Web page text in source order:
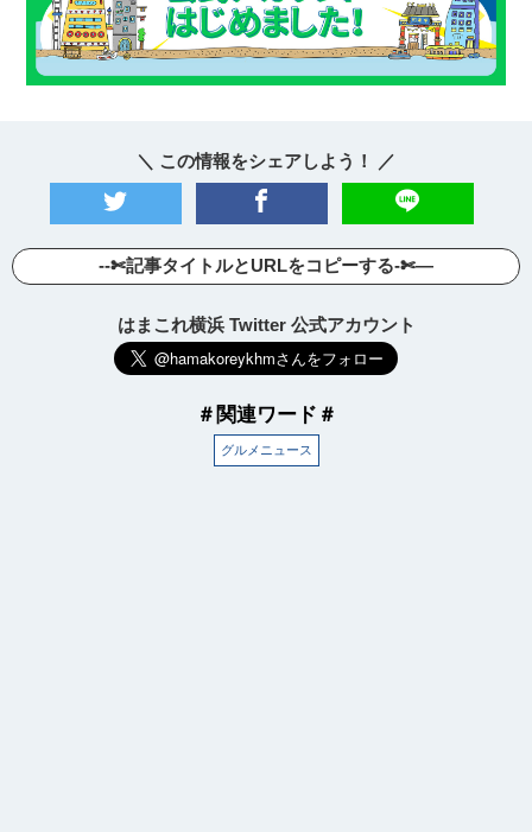
＼ この情報をシェアしよう！ ／
--✄記事タイトルとURLをコピーする-✄—
はまこれ横浜 Twitter 公式アカウント
＃関連ワード＃
グルメニュース